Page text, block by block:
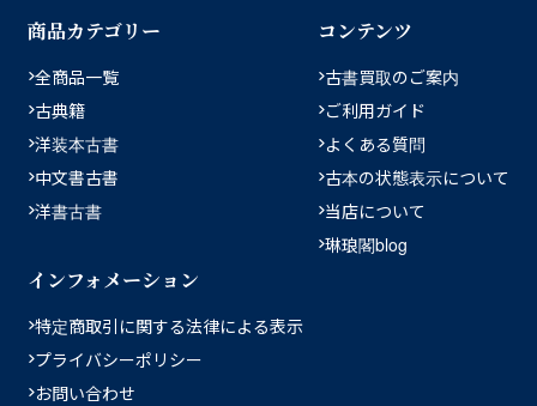
商品カテゴリー
全商品一覧
古典籍
洋装本古書
中文書古書
洋書古書
コンテンツ
古書買取のご案内
ご利用ガイド
よくある質問
古本の状態表示について
当店について
琳琅閣blog
インフォメーション
特定商取引に関する法律による表示
プライバシーポリシー
お問い合わせ